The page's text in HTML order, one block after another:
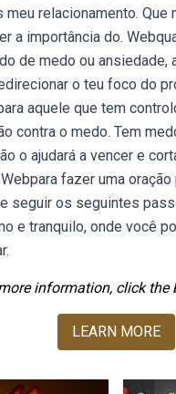
meu relacionamento. Que
a importância do.
de medo ou ansiedade,
o teu foco do
aquele que tem
contra o medo. Tem
o ajudará a vencer e
fazer uma
seguir os seguintes
e tranquilo, onde você
information, click the
LEARN MORE